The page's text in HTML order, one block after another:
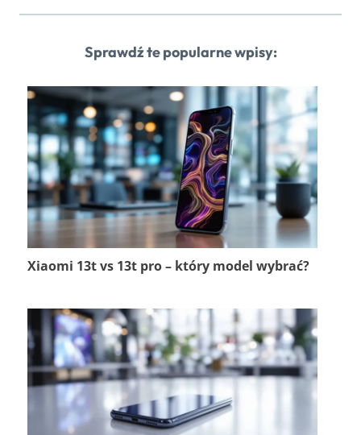
Sprawdź te popularne wpisy:
Xiaomi 13t vs 13t pro – który model wybrać?